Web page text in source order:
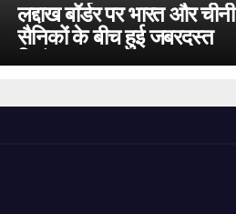
लद्दाख बॉर्डर पर भारत और चीनी
सैनिकों के बीच हुई जबरदस्त
भिड़ंत